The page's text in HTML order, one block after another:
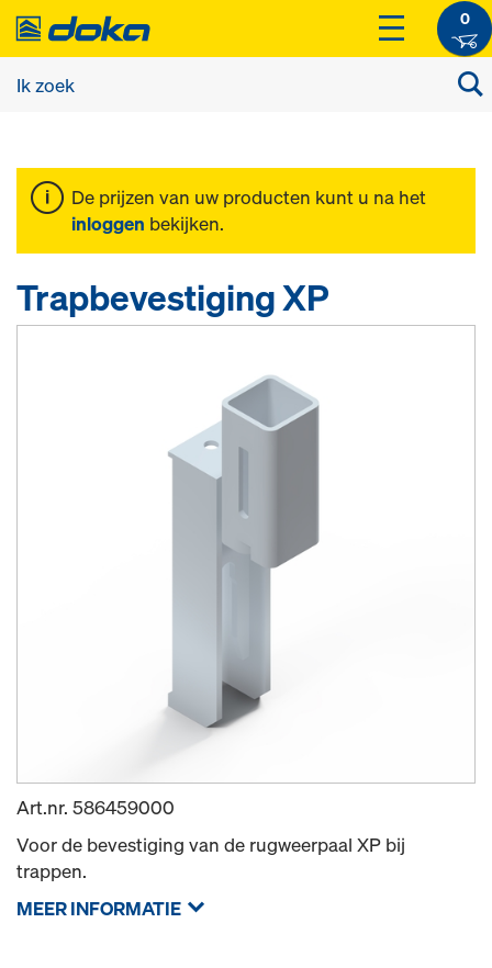
0
De prijzen van uw producten kunt u na het
inloggen bekijken.
Trapbevestiging XP
Art.nr. 586459000
Voor de bevestiging van de rugweerpaal XP bij
trappen.
MEER INFORMATIE